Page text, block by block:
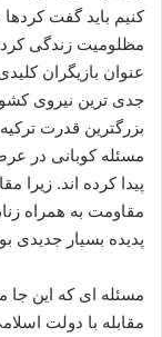
کنیم باید گفت
مظلومیت زندگی
عنوان بازیگران
جدی ترین نیروی
بزرگترین قدرت
مسئله کوبانی در
پیدا کرده اند. زیرا
مقاومت به همراه
پدیده بسیار جدیدی
مسئله ای که این جا
مقابله با دولت